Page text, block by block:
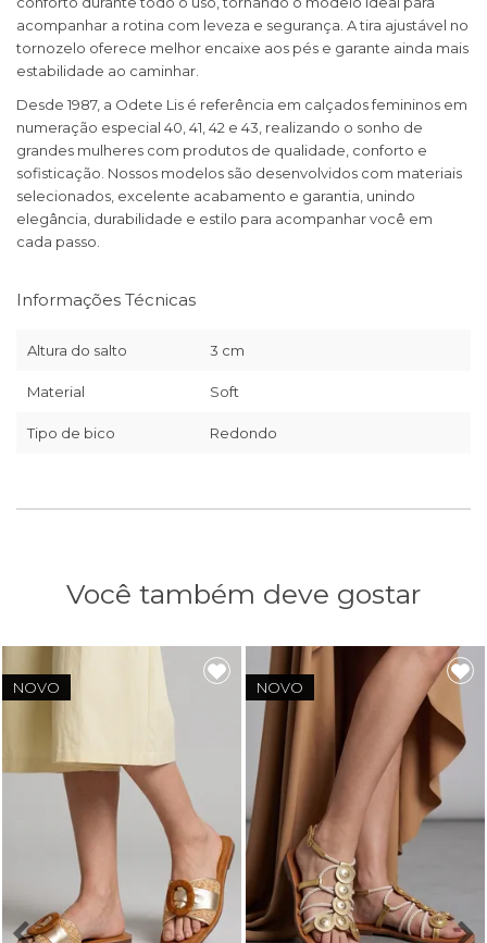
acompanhar a rotina com leveza e segurança. A tira ajustável no
tornozelo oferece melhor encaixe aos pés e garante ainda mais
estabilidade ao caminhar.
Desde 1987, a Odete Lis é referência em calçados femininos em
numeração especial 40, 41, 42 e 43, realizando o sonho de
grandes mulheres com produtos de qualidade, conforto e
sofisticação. Nossos modelos são desenvolvidos com materiais
selecionados, excelente acabamento e garantia, unindo
elegância, durabilidade e estilo para acompanhar você em
cada passo.
Informações Técnicas
Altura do salto 3 cm
Material Soft
Tipo de bico Redondo
Você também deve gostar
NOVO NOVO